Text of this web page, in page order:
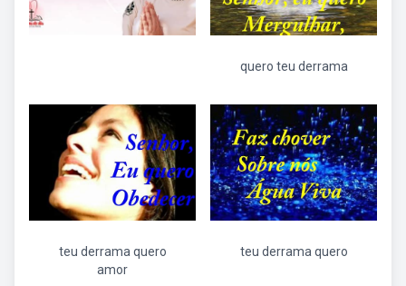
quero teu derrama
teu derrama quero
amor
teu derrama quero